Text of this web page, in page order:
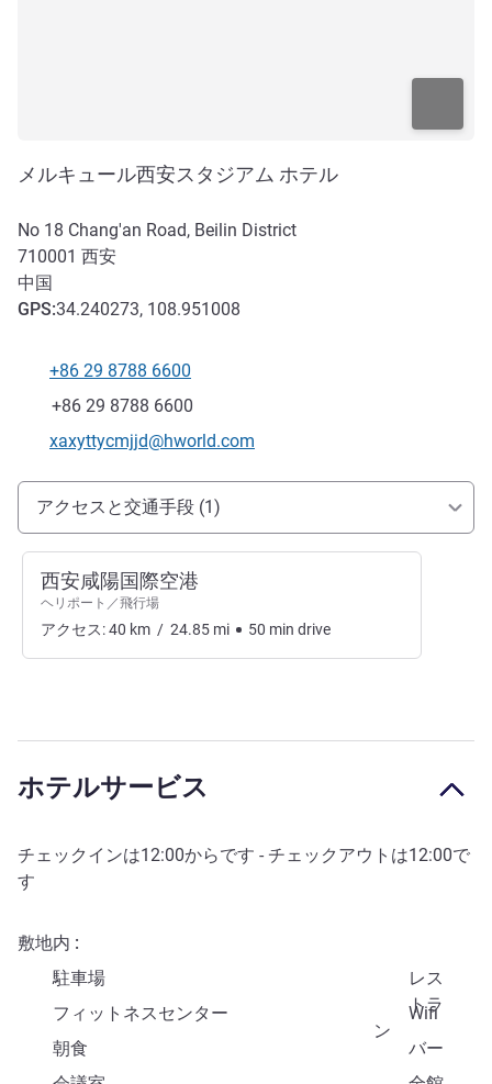
メルキュール西安スタジアム ホテル
No 18 Chang'an Road, Beilin District
710001 西安
中国
GPS:34.240273, 108.951008
電話番号
+86 29 8788 6600
ファックス
+86 29 8788 6600
Eメール
xaxyttycmjjd@hworld.com
アクセスと交通機関
アクセスと交通手段 (1)
西安咸陽国際空港
ヘリポート／飛行場
アクセス:40 km / 24.85 mi 50 min drive
ホテルサービス
チェックインは12:00からです - チェックアウトは12:00で
す
敷地内
駐車場
レス
トラ
ン
フィットネスセンター
Wifi
朝食
バー